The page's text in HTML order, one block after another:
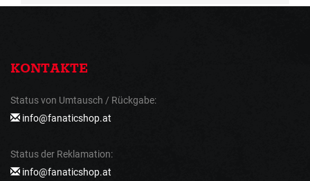
KONTAKTE
Status von Umtausch / Rückgabe:
info@fanaticshop.at
Status der Reklamation:
info@fanaticshop.at